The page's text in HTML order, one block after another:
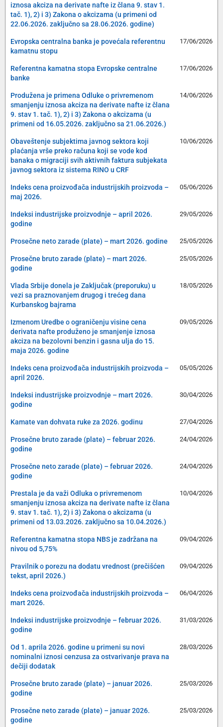
iznosa akciza na derivate nafte iz člana 9. stav 1.
tač. 1), 2) i 3) Zakona o akcizama (u primeni od
22.06.2026. zaključno sa 28.06.2026. godine)
Evropska centralna banka je povećala referentnu
kamatnu stopu
17/06/2026
Referentna kamatna stopa Evropske centralne
banke
17/06/2026
Produžena je primena Odluke o privremenom
smanjenju iznosa akciza na derivate nafte iz člana
9. stav 1. tač. 1), 2) i 3) Zakona o akcizama (u
primeni od 16.05.2026. zaključno sa 21.06.2026.)
14/06/2026
Obaveštenje subjektima javnog sektora koji
plaćanja vrše preko računa koji se vode kod
banaka o migraciji svih aktivnih faktura subjekata
javnog sektora iz sistema RINO u CRF
10/06/2026
Indeks cena proizvođača industrijskih proizvoda –
maj 2026.
05/06/2026
Indeksi industrijske proizvodnje – april 2026.
godine
29/05/2026
Prosečne neto zarade (plate) – mart 2026. godine 25/05/2026
Prosečne bruto zarade (plate) – mart 2026.
godine
25/05/2026
Vlada Srbije donela je Zaključak (preporuku) u
vezi sa praznovanjem drugog i trećeg dana
Kurbanskog bajrama
18/05/2026
Izmenom Uredbe o ograničenju visine cena
derivata nafte produženo je smanjenje iznosa
akciza na bezolovni benzin i gasna ulja do 15.
maja 2026. godine
09/05/2026
Indeks cena proizvođača industrijskih proizvoda –
april 2026.
05/05/2026
Indeksi industrijske proizvodnje – mart 2026.
godine
30/04/2026
Kamate van dohvata ruke za 2026. godinu 27/04/2026
Prosečne bruto zarade (plate) – februar 2026.
godine
24/04/2026
Prosečne neto zarade (plate) – februar 2026.
godine
24/04/2026
Prestala je da važi Odluka o privremenom
smanjenju iznosa akciza na derivate nafte iz člana
9. stav 1. tač. 1), 2) i 3) Zakona o akcizama (u
primeni od 13.03.2026. zaključno sa 10.04.2026.)
10/04/2026
Referentna kamatna stopa NBS je zadržana na
nivou od 5,75%
09/04/2026
Pravilnik o porezu na dodatu vrednost (prečišćen
tekst, april 2026.)
09/04/2026
Indeks cena proizvođača industrijskih proizvoda –
mart 2026.
06/04/2026
Indeksi industrijske proizvodnje – februar 2026.
godine
31/03/2026
Od 1. aprila 2026. godine u primeni su novi
nominalni iznosi cenzusa za ostvarivanje prava na
dečiji dodatak
28/03/2026
Prosečne bruto zarade (plate) – januar 2026.
godine
25/03/2026
Prosečne neto zarade (plate) – januar 2026.
godine
25/03/2026